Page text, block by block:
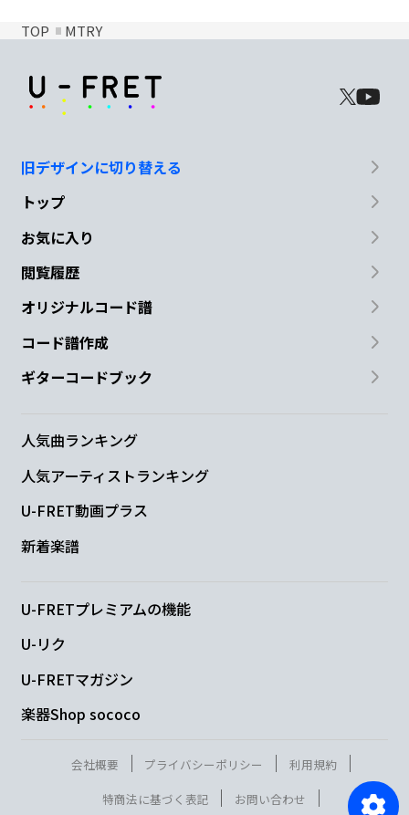
TOP MTRY
旧デザインに切り替える
トップ
お気に入り
閲覧履歴
オリジナルコード譜
コード譜作成
ギターコードブック
人気曲ランキング
人気アーティストランキング
U-FRET動画プラス
新着楽譜
U-FRETプレミアムの機能
U-リク
U-FRETマガジン
楽器Shop sococo
会社概要 プライバシーポリシー
利用規約
特商法に基づく表記
お問い合わせ